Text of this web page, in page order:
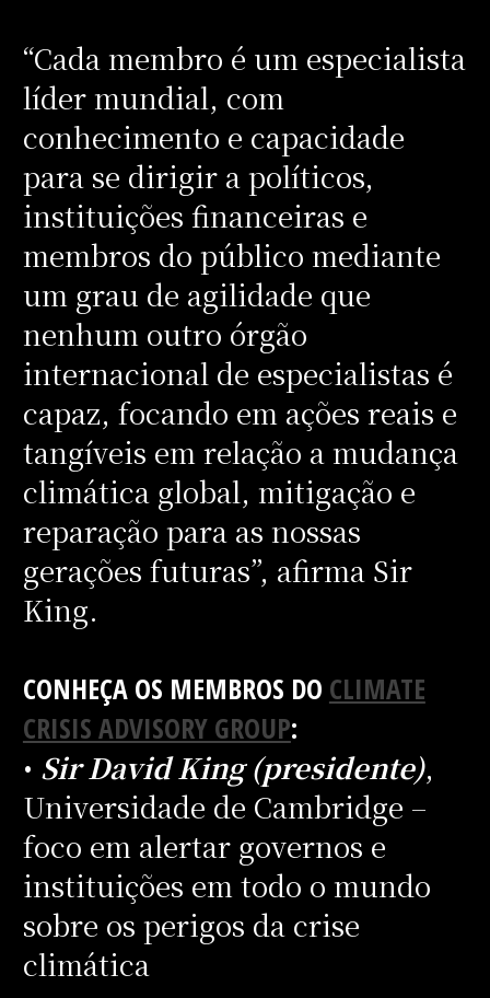
“Cada membro é um especialista
líder mundial, com
conhecimento e capacidade
para se dirigir a políticos,
instituições financeiras e
membros do público mediante
um grau de agilidade que
nenhum outro órgão
internacional de especialistas é
capaz, focando em ações reais e
tangíveis em relação a mudança
climática global, mitigação e
reparação para as nossas
gerações futuras”, afirma Sir
King.
CONHEÇA OS MEMBROS DO CLIMATE
CRISIS ADVISORY GROUP:
• Sir David King (presidente),
Universidade de Cambridge –
foco em alertar governos e
instituições em todo o mundo
sobre os perigos da crise
climática